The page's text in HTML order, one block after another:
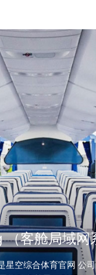
（客舱局域网
星空综合体育官网 公